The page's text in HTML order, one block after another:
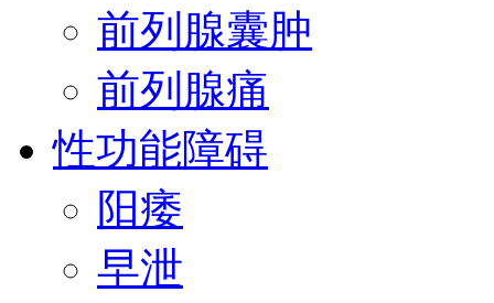
前列腺囊肿
前列腺痛
性功能障碍
阳痿
早泄